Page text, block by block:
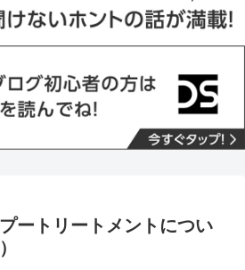
ートリートメントについ